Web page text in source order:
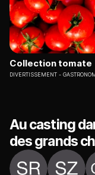
Collection tomate
DIVERTISSEMENT
Au casting
des grands